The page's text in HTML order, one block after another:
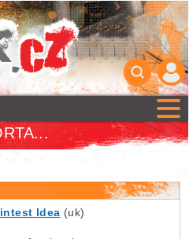
Idea (uk)